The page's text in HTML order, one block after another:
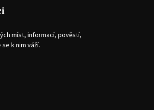
míst, informací, pověstí,
k nim váží.